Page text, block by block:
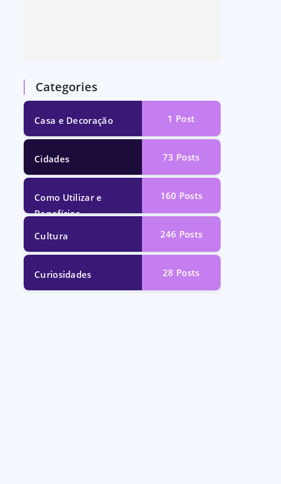
Categories
Casa e Decoração 1 Post
Cidades 73 Posts
Como Utilizar e
Benefícios
160 Posts
Cultura 246 Posts
Curiosidades 28 Posts